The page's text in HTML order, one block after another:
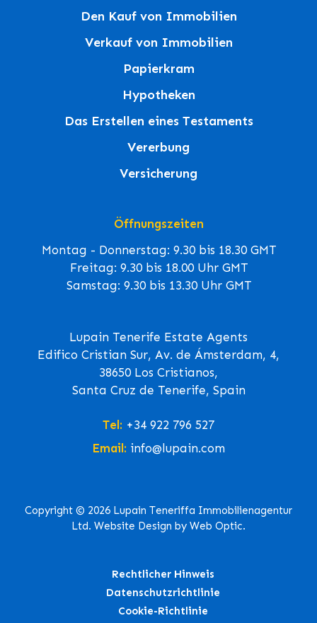
Den Kauf von Immobilien
Verkauf von Immobilien
Papierkram
Hypotheken
Das Erstellen eines Testaments
Vererbung
Versicherung
Öffnungszeiten
Montag - Donnerstag: 9.30 bis 18.30 GMT
Freitag: 9.30 bis 18.00 Uhr GMT
Samstag: 9.30 bis 13.30 Uhr GMT
Lupain Tenerife Estate Agents
Edifico Cristian Sur, Av. de Ámsterdam, 4,
38650 Los Cristianos,
Santa Cruz de Tenerife, Spain
Tel: +34 922 796 527
Email: info@lupain.com
Copyright © 2026 Lupain Teneriffa Immobilienagentur
Ltd. Website Design by Web Optic.
Rechtlicher Hinweis
Datenschutzrichtlinie
Cookie-Richtlinie